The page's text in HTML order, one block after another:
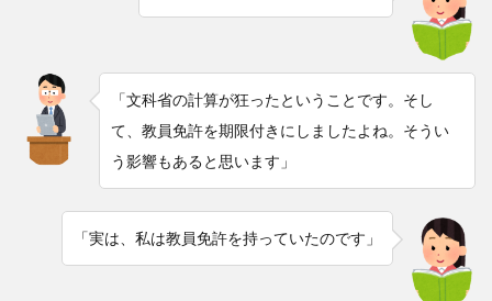
「文科省の計算が狂ったということです。そし
て、教員免許を期限付きにしましたよね。そうい
う影響もあると思います」
「実は、私は教員免許を持っていたのです」